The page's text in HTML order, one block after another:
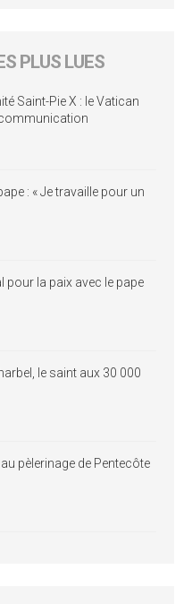
PLUS LUES
Saint-Pie X : le Vatican
: « Je travaille pour un
pour la paix avec le pape
le saint aux 30 000
pèlerinage de Pentecôte